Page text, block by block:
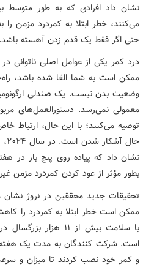
می‌کنند، خطر ابتلا به کمردرد مزمن
حتی اگر فقط یک قدم زدن آهسته باشد.
درد کمر یکی از عوامل اصلی ناتوانی
ممکن است به شما القا شده باشد،
وضعیت بدن نیست. یک صندلی
معمولی نمی‌رسد. دستورالعمل‌های
توصیه می‌کنند؛ با این حال، ارتباط
بطور مؤثر از عود کردن کمردرد مزمن
تحقیقات جدید محققین در نروژ نشان
ممکن است خطر ابتلا به کمردرد را
با سلامت بیش از ۱۱
است. شرکت کنندگان به مدت یک
و کمر خود نصب کردند تا میزان و